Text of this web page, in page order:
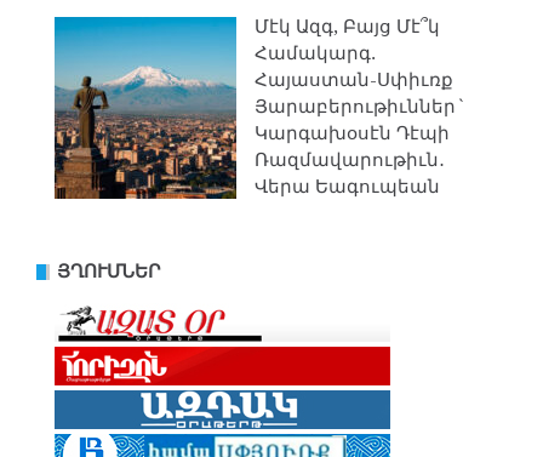
Մէկ Ազգ, Բայց Մէ՞կ
Համակարգ.
Հայաստան-Սփիւռք
Յարաբերութիւններ`
Կարգախօսէն Դէպի
Ռազմավարութիւն․
Վերա Եագուպեան
ՅՂՈՒՄՆԵՐ